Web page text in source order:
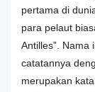
pertama di
para pelaut
Antilles”. Nama
catatannya
merupakan